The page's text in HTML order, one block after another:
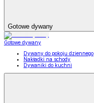
Gotowe dywany
Gotowe dywany
Dywany do pokoju dziennego
Nakładki na schody
Dywaniki do kuchni